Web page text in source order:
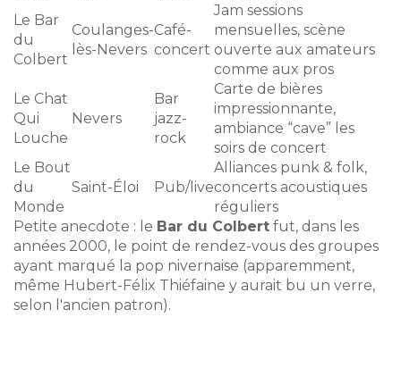
Le Bar
du
Colbert
Coulanges-
lès-Nevers
Café-
concert
Jam sessions
mensuelles, scène
ouverte aux amateurs
comme aux pros
Le Chat
Qui
Louche
Nevers
Bar
jazz-
rock
Carte de bières
impressionnante,
ambiance “cave” les
soirs de concert
Le Bout
du
Monde
Saint-Éloi Pub/live
Alliances punk & folk,
concerts acoustiques
réguliers
Petite anecdote : le Bar du Colbert fut, dans les
années 2000, le point de rendez-vous des groupes
ayant marqué la pop nivernaise (apparemment,
même Hubert-Félix Thiéfaine y aurait bu un verre,
selon l'ancien patron).